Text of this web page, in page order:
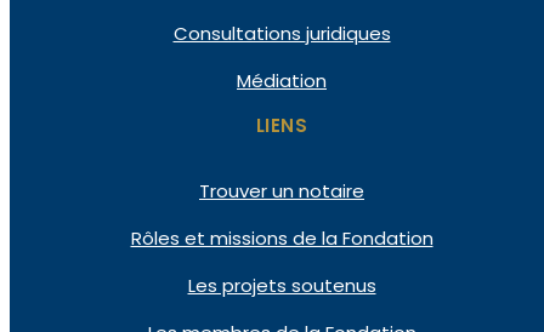
Consultations juridiques
Médiation
LIENS
Trouver un notaire
Rôles et missions de la Fondation
Les projets soutenus